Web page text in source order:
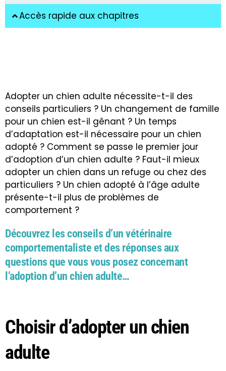
Accès rapide aux chapitres
Adopter un chien adulte nécessite-t-il des
conseils particuliers ? Un changement de famille
pour un chien est-il gênant ? Un temps
d’adaptation est-il nécessaire pour un chien
adopté ? Comment se passe le premier jour
d’adoption d’un chien adulte ? Faut-il mieux
adopter un chien dans un refuge ou chez des
particuliers ? Un chien adopté à l’âge adulte
présente-t-il plus de problèmes de
comportement ?
Découvrez les conseils d’un vétérinaire
comportementaliste et des réponses aux
questions que vous vous posez concernant
l’adoption d’un chien adulte…
Choisir d’adopter un chien
adulte